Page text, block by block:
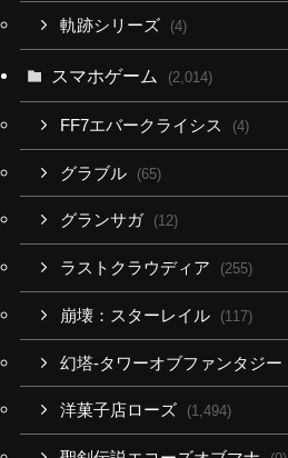
軌跡シリーズ (4)
スマホゲーム (2,014)
FF7エバークライシス (4)
グラブル (65)
グランサガ (12)
ラストクラウディア (255)
崩壊：スターレイル (117)
幻塔-タワーオブファンタジー
洋菓子店ローズ (1,494)